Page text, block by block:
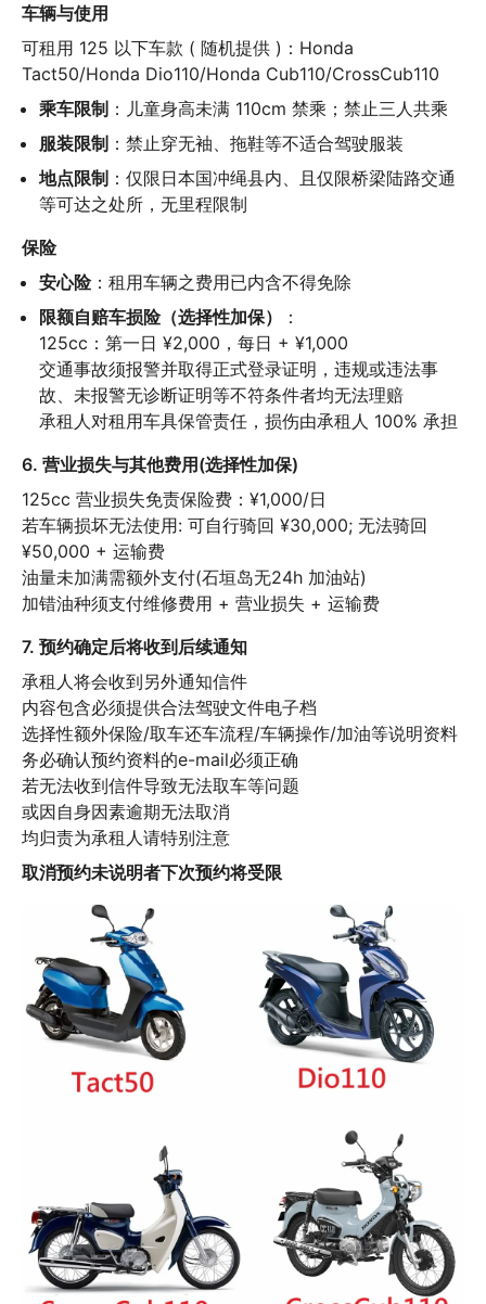
车辆与使用
可租用 125 以下车款 ( 随机提供 )：Honda
Tact50/Honda Dio110/Honda Cub110/CrossCub110
乘车限制 ：儿童身高未满 110cm 禁乘；禁止三人共乘
服装限制 ：禁止穿无袖、拖鞋等不适合驾驶服装
地点限制 ：仅限日本国冲绳县内、且仅限桥梁陆路交通
等可达之处所，无里程限制
保险
安心险：租用车辆之费用已内含不得免除
限额自赔车损险（选择性加保）
：
125cc：第一日 ¥2,000，每日 + ¥1,000
交通事故须报警并取得正式登录证明，违规或违法事
故、未报警无诊断证明等不符条件者均无法理赔
承租人对租用车具保管责任，损伤由承租人 100% 承担
6. 营业损失与其他费用(选择性加保)
125cc 营业损失免责保险费：¥1,000/日
若车辆损坏无法使用: 可自行骑回 ¥30,000; 无法骑回
¥50,000 + 运输费
油量未加满需额外支付(石垣岛无24h 加油站)
加错油种须支付维修费用 + 营业损失 + 运输费
7. 预约确定后将收到后续通知
承租人将会收到另外通知信件
内容包含必须提供合法驾驶文件电子档
选择性额外保险/取车还车流程/车辆操作/加油等说明资料
务必确认预约资料的e-mail必须正确
若无法收到信件导致无法取车等问题
或因自身因素逾期无法取消
均归责为承租人请特别注意
取消预约未说明者下次预约将受限